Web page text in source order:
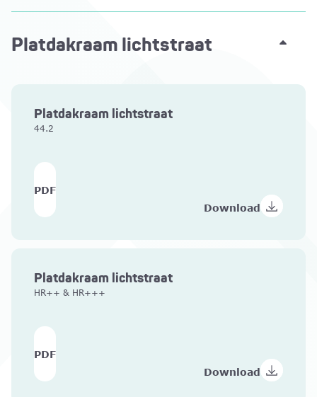
Platdakraam lichtstraat
Platdakraam lichtstraat
44.2
PDF
Download
Platdakraam lichtstraat
HR++ & HR+++
PDF
Download